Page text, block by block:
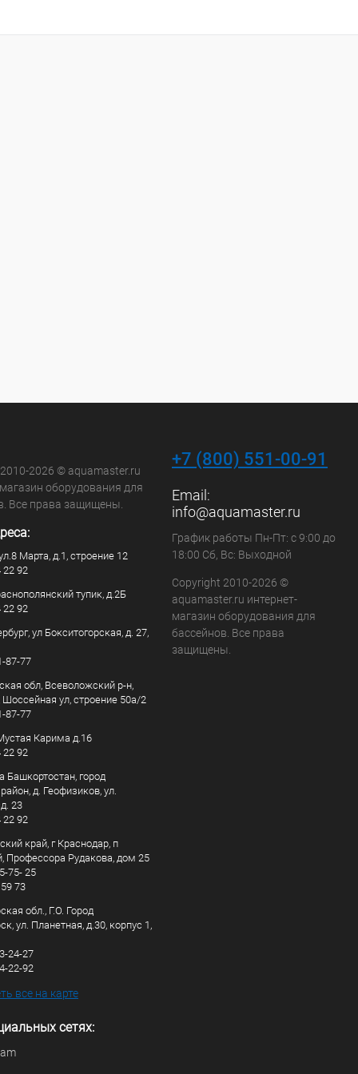
2026 © aquamaster.ru
оборудования для
Все права защищены.
Марта, д.1, строение 12
22 92
тупик, д.2Б
22 92
ул Бокситогорская, д. 27,
87-77
обл, Всеволожский р-н,
Шоссейная ул, строение 50а/2
87-77
Карима д.16
22 92
Башкортостан, город
д. Геофизиков, ул.
23
22 92
край, г Краснодар, п
Профессора Рудакова, дом 25
75- 25
73
обл., Г.О. Город
ул. Планетная, д.30, корпус 1,
24-27
22-92
все на карте
сетях:
+7 (800) 551-00-91
Email:
info@aquamaster.ru
График работы Пн-Пт: с 9:00 до
18:00 Сб, Вс: Выходной
Copyright 2010-2026 ©
aquamaster.ru интернет-
магазин оборудования для
бассейнов. Все права
защищены.